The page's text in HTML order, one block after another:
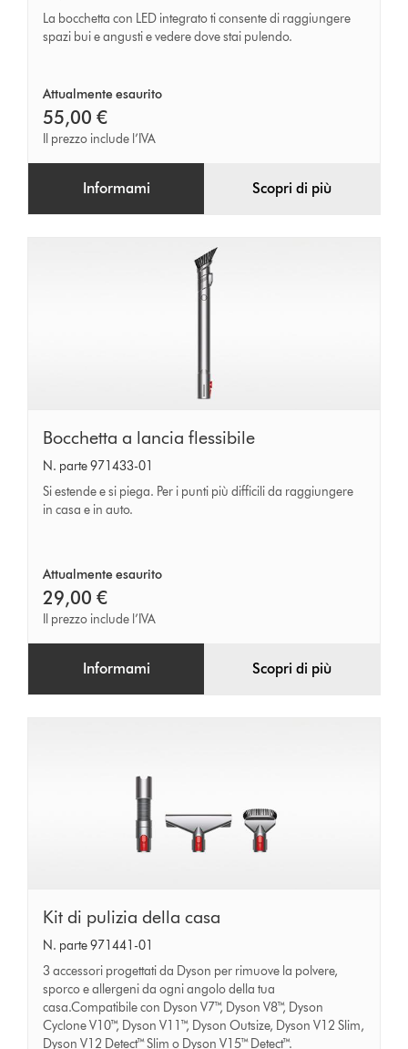
lancia
con
integrato
La bocchetta con LED integrato ti consente di raggiungere
spazi bui e angusti e vedere dove stai pulendo.
Attualmente esaurito
55,00 €
Il prezzo include l’IVA
Informami Scopri di più
Bocchetta
a
lancia
flessibile
Bocchetta a lancia flessibile
N. parte 971433-01
Si estende e si piega. Per i punti più difficili da raggiungere
in casa e in auto.
Attualmente esaurito
29,00 €
Il prezzo include l’IVA
Informami Scopri di più
Kit
di
pulizia
della
casa
Kit di pulizia della casa
N. parte 971441-01
3 accessori progettati da Dyson per rimuove la polvere,
sporco e allergeni da ogni angolo della tua
casa.Compatibile con Dyson V7™, Dyson V8™, Dyson
Cyclone V10™, Dyson V11™, Dyson Outsize, Dyson V12 Slim,
Dyson V12 Detect™ Slim o Dyson V15™ Detect™.